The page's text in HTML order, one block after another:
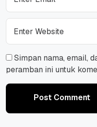
Simpan nama, email,
peramban ini untuk
Post Comment